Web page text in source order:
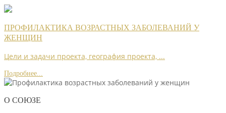
ПРОФИЛАКТИКА ВОЗРАСТНЫХ ЗАБОЛЕВАНИЙ У
ЖЕНЩИН
Цели и задачи проекта, география проекта, ...
Подробнее...
О СОЮЗЕ